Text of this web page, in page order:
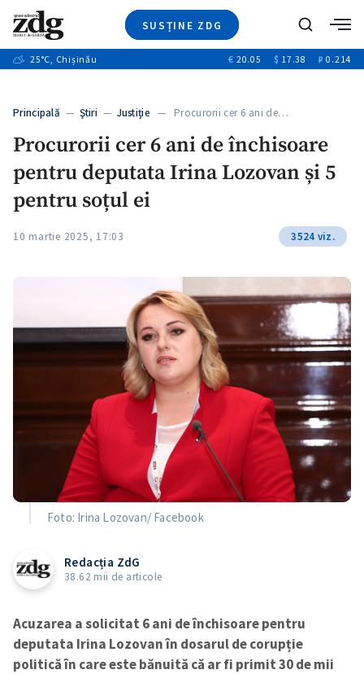
SUSȚINE ZDG
Ştiri
+13
Special
Caută
25°C, Chișinău € 20.05 $ 17.38 ₽ 0.214
Principală — Ştiri — Justiție— Procurorii cer 6 ani de…
Procurorii cer 6 ani de închisoare
pentru deputata Irina Lozovan și 5
pentru soțul ei
10 martie 2025, 17:03 3524 viz.
Foto: Irina Lozovan/ Facebook
Redacția ZdG
38.62 mii de articole
Acuzarea a solicitat 6 ani de închisoare pentru
deputata Irina Lozovan în dosarul de corupție
politică în care este bănuită că ar fi primit 30 de mii